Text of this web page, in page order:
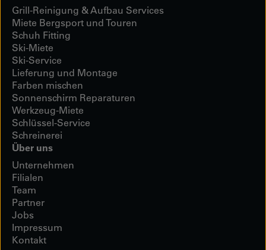
Grill-Reinigung & Aufbau Services
Miete Bergsport und Touren
Schuh Fitting
Ski-Miete
Ski-Service
Lieferung und Montage
Farben mischen
Sonnenschirm Reparaturen
Werkzeug-Miete
Schlüssel-Service
Schreinerei
Über uns
Unternehmen
Filialen
Team
Partner
Jobs
Impressum
Kontakt